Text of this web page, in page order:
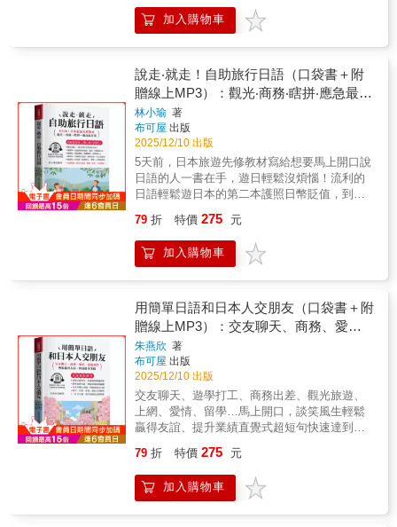
玩、一直玩，吃喝玩樂，High 翻天！ 玩遍日本
熱門景點，簡單日語就行了精選1000句最簡
單、最迷你旅遊會話單字簡單、句子簡短，好
色】這是您真正需要的旅遊日語！◆旅遊日語
不需要很完整不需要說很長的句子也不需要像
日本人一樣說日語◆旅遊日語只是旅遊時溝通
的工具簡單的單字、簡短的句子能夠和日本人
溝通聊天就行了◆身為專業導遊和老師特別介
紹簡單、實用的旅遊日語最符合您去日本玩的
需求只要本書在手您就是環遊日本的超級玩
家。◆本書是標準東京日語，有3大特色：1.對
常使用的單字、會話，羅馬拼音輔助，一看就
懂，一看就會說，完全不必死背強記，輕輕鬆
鬆就能活用，隨時都能脫口說日語。【出發前7
天先修旅遊日語】用簡單日文到日本去旅行
吧！單字簡單、句子簡短，好用好說敢講、敢
說，一個人出國旅遊也不怕！超簡單！超實
用！出發前，翻翻就Go了說走！就走！到日本
去看看！很多人到日本玩，都有過下列經驗：
看到喜歡的東西，不知如何殺價；面對精緻的
日本料理，不知如何點餐；看到熙來攘往的車
子，不知道坐哪一線；住進飯店，想叫個客房
服務，不知從何叫起⋯⋯等等苦惱，比手劃腳
的日本之旅，會少掉很多遊興。如果想要一個
人自由自在，背著輕鬆的背包，到日本旅遊，
看日本美景，嚐日本美食，結交日本朋友，採
買、出差、投資、置產、談生意，能夠溜好日
語，才能暢行日本。本書內容不僅包含全部您
日本旅遊觀光，必須用的實況會話、單字和例
加談話笑果◆100句超簡單新潮日語，一學就
會，與日本零時差◆看日劇、交友、旅遊、遊
是不是常常有這樣的感嘆：已經學了二、三年
的日語，但是打開日劇一看，卻常常聽不懂男
女主角在說些什麼？！ ◆為什麼會有這樣的感
嘆呢？聽力尚待加強是原因之一，另一個重要
的原因就是，沒有學過這些最新、最流行的現
代用語；這些單字是教科書裡沒有寫，老師在
課堂上不會教的內容。◆但是，沒有關係，有
了本書一切搞定！今後就讓我們開開心心的，
看日劇、聽日語、說日語、用日語！ 【與日本
流行同步】◆本書蒐集了近百個時下日本年輕
計方式，讓每一個讀者， 都能對單字得到完整
的理解。◆單字的開頭會先提示，一個相對應
的中文解釋，之後的說明欄，則是針對這個單
供你一個實際運用單字的場合，你可以在這個
單元，學習到最新、且最流行的口說日語。
【速•樂•超簡單!】◆我們規劃了相關句單元，
想要知道單字的引申運用，請到這個單元走
走。◆你或許以爲這個單字就此結束，但還沒
有呢！貼心的作者還為你奉上了一個小智囊單
元，裡面內容包羅萬象，應有盡有，好酒沈甕
底，各位讀者千萬不要錯過了！ 【流行日語擴
勇於求新的朋友們，千萬不要錯過這本書！這
信，當你看完本書後，得到的應是900個流行
語，甚至是9000個流行語。【非學不可的日
語】◆說日語有現代感、有趣味性，才能輕鬆
加入購物車
說走‧就走！自助旅行日語（口袋書＋附
贈線上MP3）：觀光‧商務‧瞎拼‧應急最有
效
林小瑜 著
布可屋 出版
2025/12/10 出版
5天前，日本旅遊先修教材寫給想要馬上開口說
日語的人一書在手，遊日輕鬆沒煩惱！流利的
日語輕鬆遊日本的第二本護照日幣貶值，到日
之旅，Go！】最美明星林志玲的日本再發現
Yokoso Japan，讓她和日本結下了不解之緣，
踏出夢幻的第一步，與日本放浪兄弟成員
對日本有一股憧憬，想來一趟日本夢幻之旅！
您也可以和林志玲一樣，到日本玩，展開夢寐
以求的日本奇緣之旅！嗯！說走，就走！現在
到日本旅遊、瞎拼、置產，正是時候。您可以
一個人自由自在，背著輕鬆的背包，到日本旅
遊，漫步日本街頭，看美景、嚐美食、考察、
瞎拼、出差、投資、置產、談生意。【一書在
手，遊日輕鬆沒煩惱】◆簡單、易學的行前日
語先修教材◆教您花最少的時間，學到最實用
的旅遊日語◆輕鬆解決赴日旅遊出差，說不
書【寫給想要馬上開口說日語的人】◆應急必
備→一個人到日本旅遊也不怕！◆超簡單→迅
速教會你敢說、敢寫，快樂遊日本◆超輕鬆→
79 折 特價 275 元
加入購物車
用簡單日語和日本人交朋友（口袋書＋附
贈線上MP3）：交友聊天、商務、愛
情、旅遊留學；輕鬆贏得友誼、快速提升
業績。
朱燕欣 著
布可屋 出版
2025/12/10 出版
交友聊天、遊學打工、商務出差、觀光旅遊、
上網、愛情、留學…馬上開口，談笑風生輕鬆
贏得友誼、提升業績直覺式超短句快速達到溝
是不敢開口說日文的人！交友日語速成！1日10
分鐘，說日語就是這麼簡單！◆非說不可的交
友會話，讓你想交個桃太郎朋友，絕對派得上
79 折 特價 275 元
加入購物車